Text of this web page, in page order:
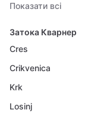
Показати всі
Затока Кварнер
Cres
Crikvenica
Krk
Losinj